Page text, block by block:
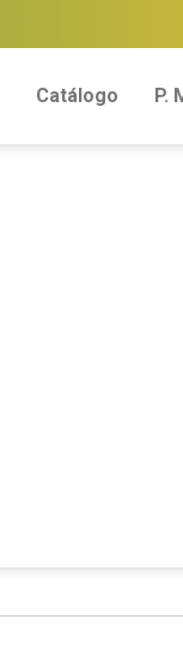
Catálogo P.